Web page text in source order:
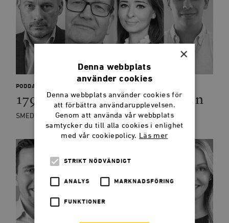
PODDAR
179: Arvet efter Stefan Löfven
SMEDJANPODDEN
×
Denna webbplats
använder cookies
Denna webbplats använder cookies för
att förbättra användarupplevelsen.
Genom att använda vår webbplats
samtycker du till alla cookies i enlighet
med vår cookiepolicy. Läs mer
STRIKT NÖDVÄNDIGT
ANALYS MARKNADSFÖRING
FUNKTIONER